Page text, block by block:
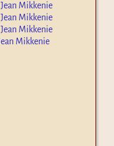
Mikkenie
Mikkenie
Mikkenie
Mikkenie